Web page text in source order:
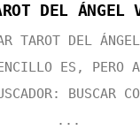
DEL
TAROT DEL
ES, PERO
BUSCAR
...